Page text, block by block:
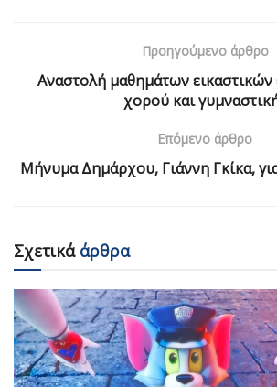
Προηγούμενο άρθρο
Αναστολή μαθημάτων
χορού και
Επόμενο άρθρο
Μήνυμα Δημάρχου, Γιάννη Γκίκα,
Σχετικάάρθρα